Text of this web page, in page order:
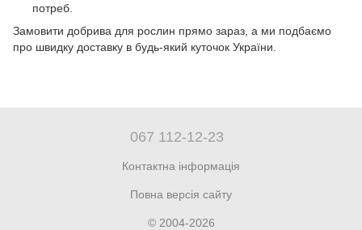
потреб.
Замовити добрива для рослин прямо зараз, а ми подбаємо
про швидку доставку в будь-який куточок України.
067 112-12-23
Контактна інформація
Повна версія сайту
© 2004-2026